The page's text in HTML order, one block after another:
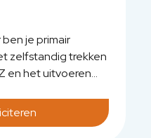
met
impact op de
van de
je primair
zelfstandig trekken
en het uitvoeren
op projecten